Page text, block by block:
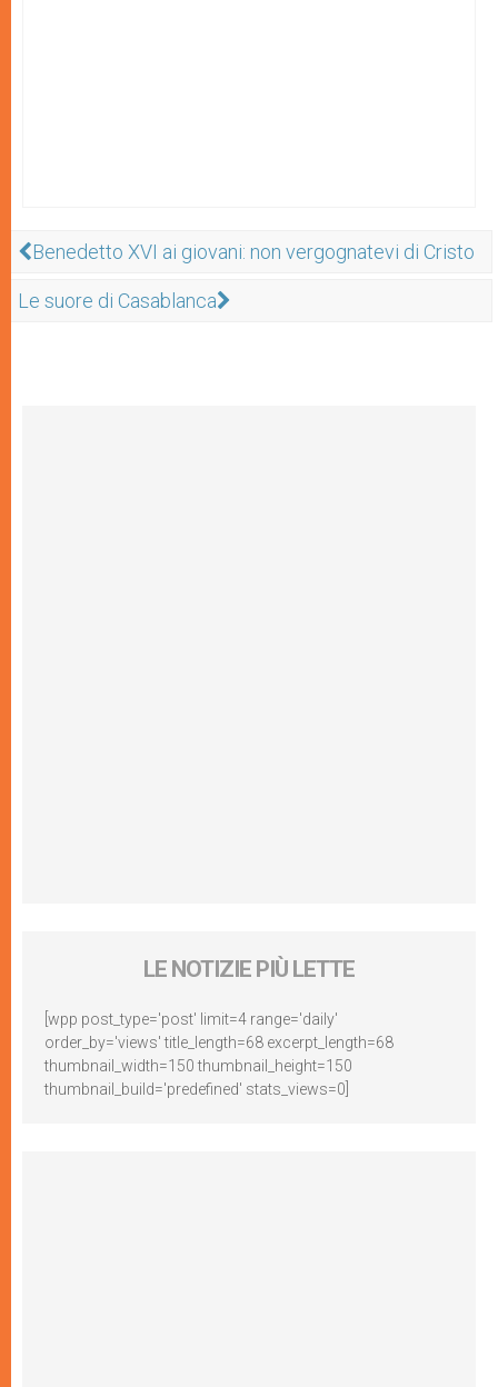
Benedetto XVI ai giovani: non vergognatevi di Cristo
Le suore di Casablanca
LE NOTIZIE PIÙ LETTE
[wpp post_type='post' limit=4 range='daily'
order_by='views' title_length=68 excerpt_length=68
thumbnail_width=150 thumbnail_height=150
thumbnail_build='predefined' stats_views=0]